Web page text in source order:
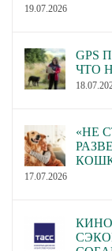
19.07.2026
GPS
ЧТО
«НЕ
17.07.2026